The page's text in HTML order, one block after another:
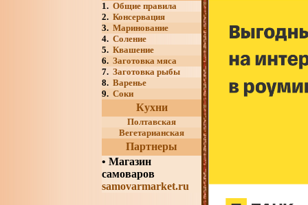
1. Общие правила
2. Консервация
3. Маринование
4. Соление
5. Квашение
6. Заготовка мяса
7. Заготовка рыбы
8. Варенье
9. Соки
Кухни
Полтавская
Вегетарианская
Партнеры
• Магазин
самоваров
samovarmarket.ru